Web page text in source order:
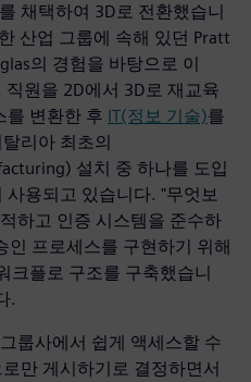
채택하여 3D로 전환했습니
산업 그룹에 속해 있던 Pratt
의 경험을 바탕으로 이
원을 2D에서 3D로 재교육
를 변환한 후 IT(정보 기술)를
리아 최초의
설치 중 하나를 도입
용되고 있습니다. "무엇보
하고 인증 시스템을 준수하
인 프로세스를 구현하기 위해
크플로 구조를 구축했습니
.
룹사에서 쉽게 액세스할 수
만 게시하기로 결정하면서